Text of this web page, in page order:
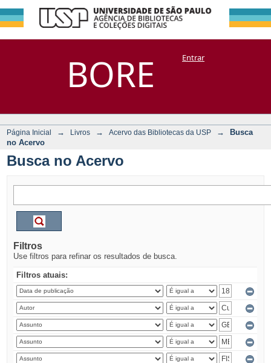
BORE
Busca no Acervo
DSpace/Manakin + CoriscoEntrar
Página Inicial → Livros → Acervo das Bibliotecas da USP →
Busca
no Acervo
Busca no Acervo
Filtros
Use filtros para refinar os resultados de busca.
Filtros atuais: